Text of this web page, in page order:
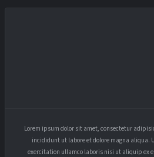
Lorem ipsum dolor sit amet, consectetur
incididunt ut labore et dolore magna aliqua.
exercitation ullamco laboris nisi ut aliquip ex